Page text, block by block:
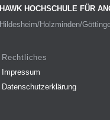
HAWK HOCHSCHULE FÜR
Hildesheim/Holzminden/
Rechtliches
Impressum
Datenschutzerklärung